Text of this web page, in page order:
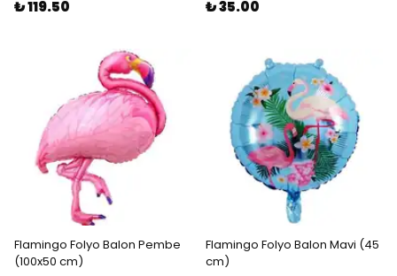
₺ 119.50 ₺ 35.00
Flamingo Folyo Balon Pembe
(100x50 cm)
Flamingo Folyo Balon Mavi (45
cm)